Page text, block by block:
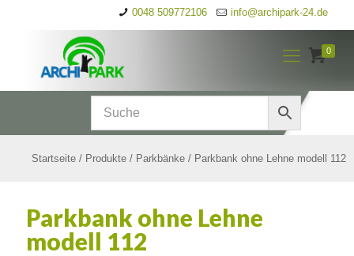
0048 509772106 info@archipark-24.de
0
Startseite / Produkte / Parkbänke / Parkbank ohne Lehne modell 112
Parkbank ohne Lehne
modell 112